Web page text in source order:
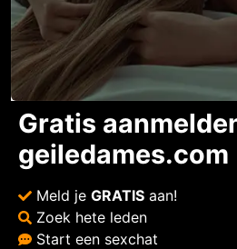
Gratis
geiledames.com
Meld je GRATIS aan!
Zoek hete leden
Start een sexchat